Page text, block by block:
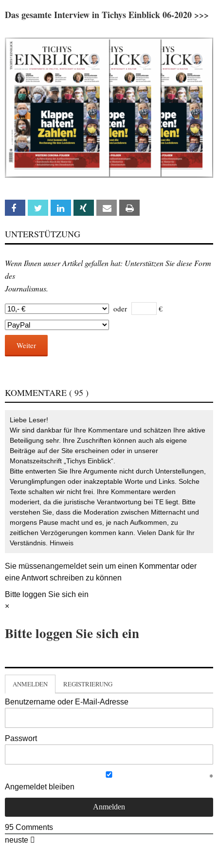
Das gesamte Interview in Tichys Einblick 06-2020 >>>
Facebook Twitter Linkedin Xing Email
UNTERSTÜTZUNG
Wenn Ihnen unser Artikel gefallen hat: Unterstützen Sie diese Form
des
Journalismus.
oder €
Weiter
KOMMENTARE ( 95 )
Liebe Leser!
Wir sind dankbar für Ihre Kommentare und schätzen Ihre aktive
Beteiligung sehr. Ihre Zuschriften können auch als eigene
Beiträge auf der Site erscheinen oder in unserer
Monatszeitschrift „Tichys Einblick“.
Bitte entwerten Sie Ihre Argumente nicht durch Unterstellungen,
Verunglimpfungen oder inakzeptable Worte und Links. Solche
Texte schalten wir nicht frei. Ihre Kommentare werden
moderiert, da die juristische Verantwortung bei TE liegt. Bitte
verstehen Sie, dass die Moderation zwischen Mitternacht und
morgens Pause macht und es, je nach Aufkommen, zu
zeitlichen Verzögerungen kommen kann. Vielen Dank für Ihr
Verständnis. Hinweis
Sie müssenangemeldetsein um einen Kommentar oder
eine Antwort schreiben zu können
Bitte loggen Sie sich ein
×
Bitte loggen Sie sich ein
ANMELDEN REGISTRIERUNG
Benutzername oder E-Mail-Adresse
Passwort
Angemeldet bleiben
95 Comments
neuste